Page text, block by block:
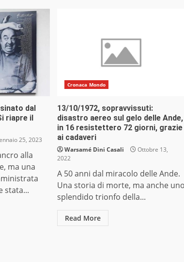
dal
riapre il
25, 2023
alla
ma una
stata...
Cronaca Mondo
13/10/1972, sopravvissuti:
disastro aereo sul gelo delle Ande,
in 16 resistettero 72 giorni, grazie
ai cadaveri
Warsamé Dini Casali
Ottobre 13,
2022
A 50 anni dal miracolo delle Ande.
Una storia di morte, ma anche
splendido trionfo della...
Read More